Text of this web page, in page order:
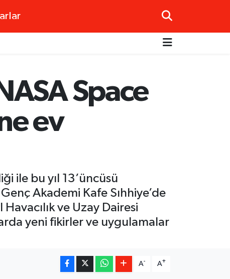
Space
ev
ile bu yıl 13’üncüsü
Akademi Kafe Sıhhiye’de
ve Uzay Dairesi
yeni fikirler ve uygulamalar
A- A+